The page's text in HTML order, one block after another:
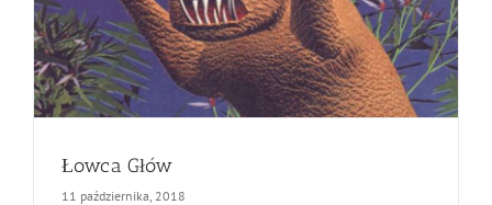
Łowca Głów
11 października, 2018